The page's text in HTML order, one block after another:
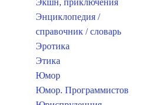
Экшн, приключения
Энциклопедия /
справочник / словарь
Эротика
Этика
Юмор
Юмор. Программистов